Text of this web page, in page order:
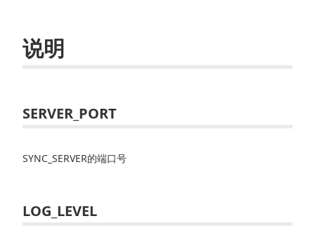
说明
SERVER_PORT
SYNC_SERVER的端口号
LOG_LEVEL